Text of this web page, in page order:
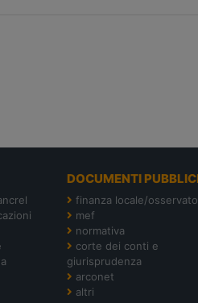
DOCUMENTI
finanza locale/
mef
normativa
corte dei conti e
giurisprudenza
arconet
altri